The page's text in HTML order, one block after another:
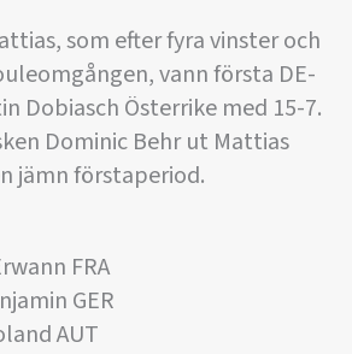
som efter fyra vinster och
vann första DE-
Dobiasch Österrike med 15-7.
Dominic Behr ut Mattias
jämn förstaperiod.
FRA
GER
AUT